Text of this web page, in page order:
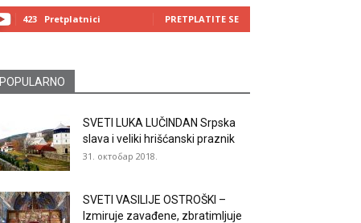
423 Pretplatnici PRETPLATITE SE
POPULARNO
SVETI LUKA LUČINDAN Srpska
slava i veliki hrišćanski praznik
31. октобар 2018.
SVETI VASILIJE OSTROŠKI –
Izmiruje zavađene, zbratimljuje